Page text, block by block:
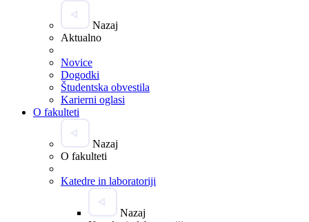
Nazaj
Aktualno
Novice
Dogodki
Študentska obvestila
Karierni oglasi
O fakulteti
Nazaj
O fakulteti
Katedre in laboratoriji
Nazaj